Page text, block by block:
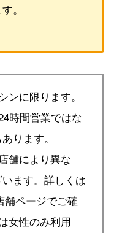
。
に限ります。
時間営業ではな
ります。
舗により異な
ます。詳しくは
舗ページでご確
女性のみ利用